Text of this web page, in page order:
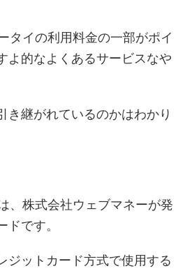
タイの利用料金の一部がポイ
よ的なよくあるサービスなや
き継がれているのかはわかり
、株式会社ウェブマネーが発
です。
ジットカード方式で使用する